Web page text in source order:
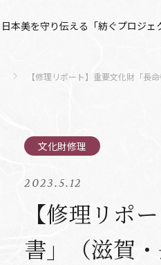
日本美を守り伝える「紡ぐプロジェ
【修理リポート】重要文化財「
2023.5.12
【修理リポ
書」（滋賀